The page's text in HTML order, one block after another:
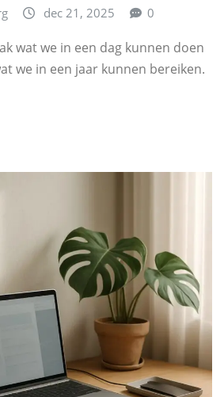
dec 21, 2025 0
wat we in een dag kunnen doen
we in een jaar kunnen bereiken.